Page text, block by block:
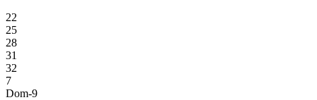
22
25
28
31
32
7
Dom-9